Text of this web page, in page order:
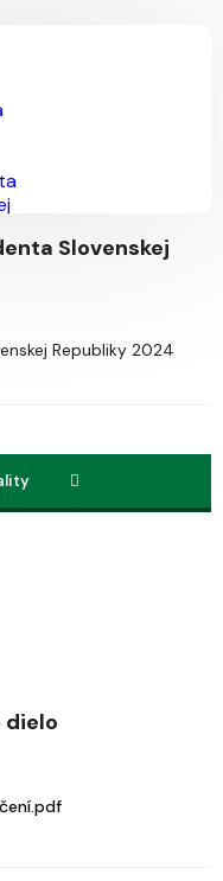
Slovenskej
Republiky 2024
dielo